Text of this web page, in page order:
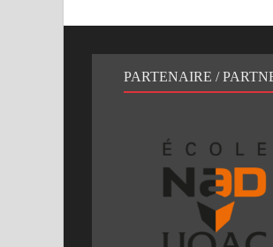
PARTENAIRE /